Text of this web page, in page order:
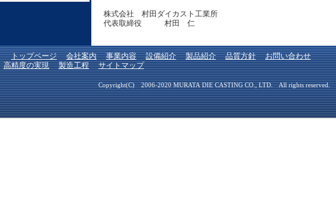
株式会社 村田ダイカスト工業所
代表取締役 村田 仁
トップページ 会社案内 事業内容 設備紹介 製品紹介 品質方針
お問い合わせ
高精度の実現
製造工程 サイトマップ
Copyright(C) 2006-2020 MURATA DIE CASTING CO., LTD. All rights reserved.